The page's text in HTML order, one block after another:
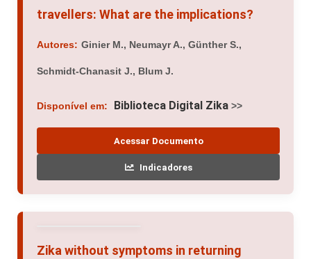
travellers: What are the implications?
Autores: Ginier M., Neumayr A., Günther S.,
Schmidt-Chanasit J., Blum J.
Disponível em: Biblioteca Digital Zika >>
Acessar Documento
Indicadores
Zika without symptoms in returning